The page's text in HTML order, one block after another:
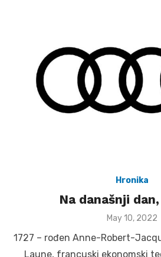
Hronika
Na današnji
Posted
May 10, 2022
1727 – rođen Anne-Robert-
Laune, francuski ekonomski